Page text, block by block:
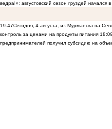
ведра!»: августовский сезон груздей начался
19:47Сегодня, 4 августа, из Мурманска на
контроль за ценами на продукты питания 18:09
предпринимателей получил субсидию на